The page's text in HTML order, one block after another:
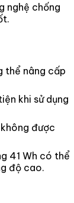
nghệ chống
thể nâng cấp
khi sử dụng
được
41 Wh có thể
độ cao.